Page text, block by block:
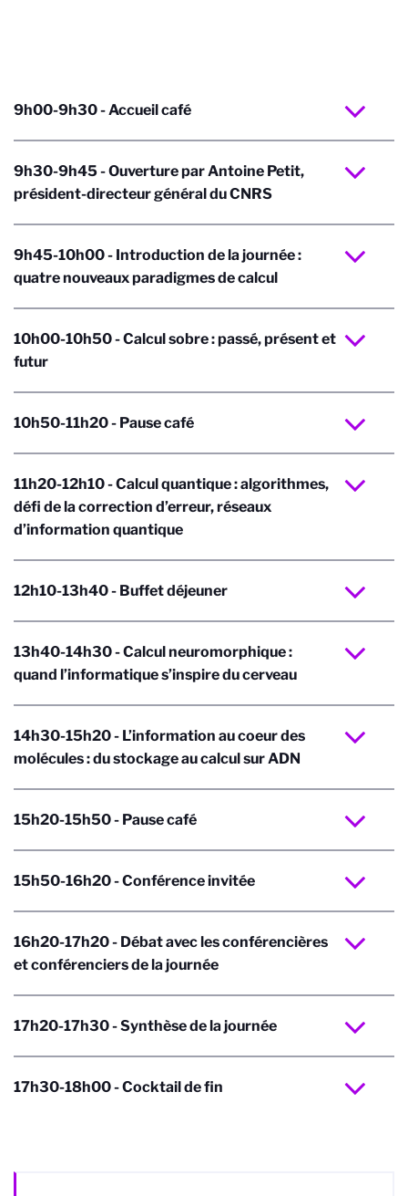
9h00-9h30 - Accueil café
9h30-9h45 - Ouverture par Antoine Petit,
président-directeur général du CNRS
9h45-10h00 - Introduction de la journée :
quatre nouveaux paradigmes de calcul
10h00-10h50 - Calcul sobre : passé, présent et
futur
10h50-11h20 - Pause café
11h20-12h10 - Calcul quantique : algorithmes,
défi de la correction d’erreur, réseaux
d’information quantique
12h10-13h40 - Buffet déjeuner
13h40-14h30 - Calcul neuromorphique :
quand l’informatique s’inspire du cerveau
14h30-15h20 - L’information au coeur des
molécules : du stockage au calcul sur ADN
15h20-15h50 - Pause café
15h50-16h20 - Conférence invitée
16h20-17h20 - Débat avec les conférencières
et conférenciers de la journée
17h20-17h30 - Synthèse de la journée
17h30-18h00 - Cocktail de fin